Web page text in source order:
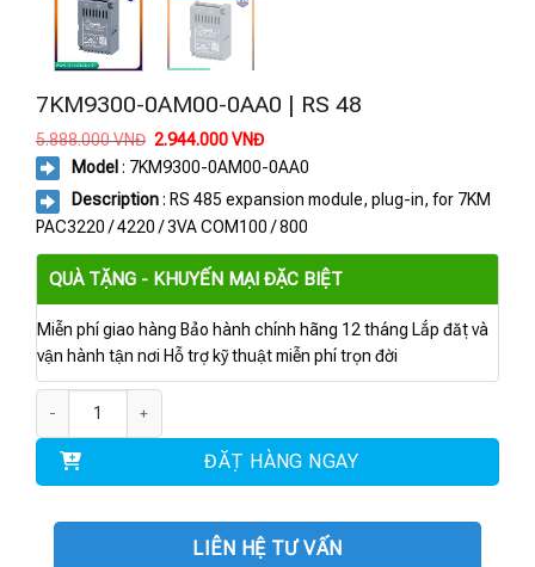
7KM9300-0AM00-0AA0 | RS 48
5.888.000VNĐ Giá
là:
5.888.000 VNĐ.
2.944.000VNĐGiá
tại
2.944.000 VNĐ.
Model : 7KM9300-0AM00-0AA0
Description: RS 485 expansion module, plug-in, for 7KM
PAC3220 / 4220 / 3VA COM100 / 800
QUÀ TẶNG - KHUYẾN MẠI ĐẶC BIỆT
Miễn phí giao hàng Bảo hành chính hãng 12 tháng Lắp đặt và
vận hành tận nơi Hỗ trợ kỹ thuật miễn phí trọn đời
ĐẶT HÀNG NGAY
LIÊN HỆ TƯ VẤN